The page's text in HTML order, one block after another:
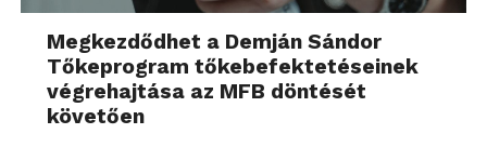
Megkezdődhet a Demján Sándor
Tőkeprogram tőkebefektetéseinek
végrehajtása az MFB döntését
követően